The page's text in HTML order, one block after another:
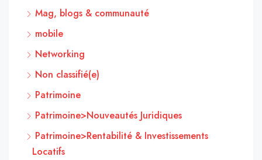
Mag, blogs & communauté
mobile
Networking
Non classifié(e)
Patrimoine
Patrimoine>Nouveautés Juridiques
Patrimoine>Rentabilité & Investissements
Locatifs